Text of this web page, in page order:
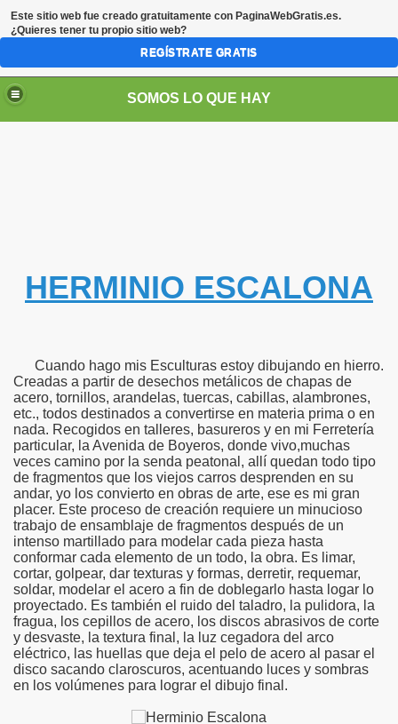
SOMOS LO QUE HAY
HERMINIO ESCALONA
Cuando hago mis Esculturas estoy dibujando en hierro.
Creadas a partir de desechos metálicos de chapas de
acero, tornillos, arandelas, tuercas, cabillas, alambrones,
etc., todos destinados a convertirse en materia prima o en
nada. Recogidos en talleres, basureros y en mi Ferretería
particular, la Avenida de Boyeros, donde vivo,muchas
veces camino por la senda peatonal, allí quedan todo tipo
de fragmentos que los viejos carros desprenden en su
andar, yo los convierto en obras de arte, ese es mi gran
placer. Este proceso de creación requiere un minucioso
trabajo de ensamblaje de fragmentos después de un
intenso martillado para modelar cada pieza hasta
conformar cada elemento de un todo, la obra. Es limar,
cortar, golpear, dar texturas y formas, derretir, requemar,
soldar, modelar el acero a fin de doblegarlo hasta logar lo
proyectado. Es también el ruido del taladro, la pulidora, la
fragua, los cepillos de acero, los discos abrasivos de corte
y desvaste, la textura final, la luz cegadora del arco
eléctrico, las huellas que deja el pelo de acero al pasar el
disco sacando claroscuros, acentuando luces y sombras
en los volúmenes para lograr el dibujo final.
Este sitio web fue creado gratuitamente con PaginaWebGratis.es.
¿Quieres tener tu propio sitio web?
REGÍSTRATE GRATIS